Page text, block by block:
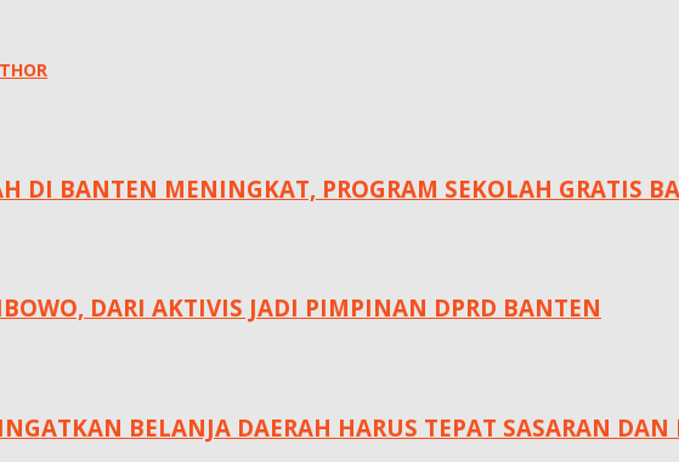
DI BANTEN MENINGKAT, ‎PROGRAM SEKOLAH GRATIS
DARI AKTIVIS JADI PIMPINAN DPRD BANTEN
BELANJA DAERAH HARUS TEPAT SASARAN DAN